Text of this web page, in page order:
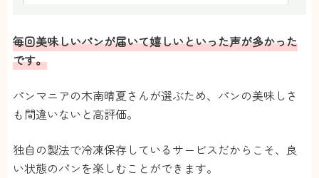
5
量がたくさんで美味しそうです。毎月8個程度
す。
5
毎回美味しいパンが届いて嬉しいといった声が多かった
です。
パンマニアの木南晴夏さんが選ぶため、パンの美味しさ
も間違いないと高評価。
独自の製法で冷凍保存しているサービスだからこそ、良
い状態のパンを楽しむことができます。